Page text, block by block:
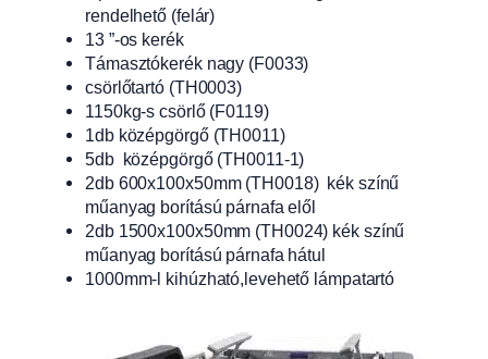
rendelhető (felár)
13 ”-os kerék
Támasztókerék nagy (F0033)
csörlőtartó (TH0003)
1150kg-s csörlő (F0119)
1db középgörgő (TH0011)
5db középgörgő (TH0011-1)
2db 600x100x50mm (TH0018) kék színű
műanyag borítású párnafa elől
2db 1500x100x50mm (TH0024) kék színű
műanyag borítású párnafa hátul
1000mm-l kihúzható,levehető lámpatartó